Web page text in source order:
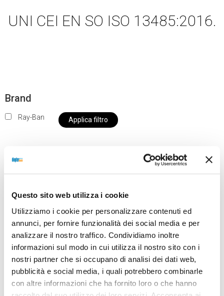
Questo sito web utilizza i cookie
Utilizziamo i cookie per personalizzare contenuti ed
annunci, per fornire funzionalità dei social media e per
analizzare il nostro traffico. Condividiamo inoltre
informazioni sul modo in cui utilizza il nostro sito con i
nostri partner che si occupano di analisi dei dati web,
pubblicità e social media, i quali potrebbero combinarle
con altre informazioni che ha fornito loro o che hanno
UNI CEI EN SO ISO 13485:2016.
Brand
Ray-Ban Applica filtro
nostro negozio non saranno disponibili per la
da OTTICA DIOPTER
Showing the single result